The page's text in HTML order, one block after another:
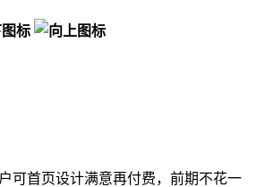
可首页设计满意再付费，前期不花一